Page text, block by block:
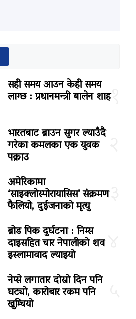
१
सही समय आउन केही समय
लाग्छ : प्रधानमन्त्री बालेन शाह
भारतबाट ब्राउन सुगर ल्याउँदै
गरेका कमलका एक युवक
पक्राउ
३
अमेरिकामा
‘साइक्लोस्पोरायासिस’ संक्रमण
फैलियो, दुईजनाको मृत्यु
ब्रोड पिक दुर्घटना : निम्स
दाइसहित चार नेपालीको शव
इस्लामावाद ल्याइयो
नेप्से लगातार दोस्रो दिन पनि
घट्यो, कारोबार रकम पनि
खुम्चियो